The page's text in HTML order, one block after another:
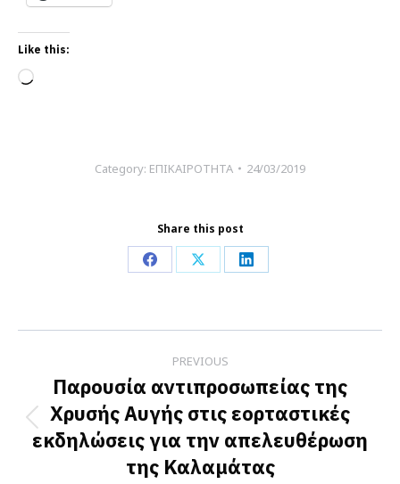
Like this:
Loading…
Category: ΕΠΙΚΑΙΡΟΤΗΤΑ 24/03/2019
Share this post
Share
Facebook
Share
X
Share
LinkedIn
navigation
PREVIOUS
Previous
post:
Παρουσία αντιπροσωπείας της
Χρυσής Αυγής στις εορταστικές
εκδηλώσεις για την απελευθέρωση
της Καλαμάτας